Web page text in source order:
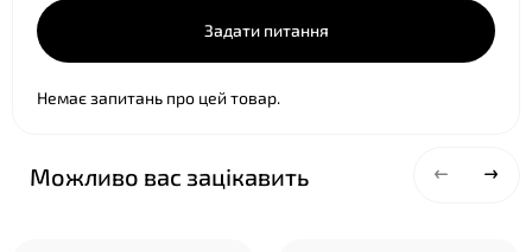
Задати питання
Немає запитань про цей товар.
Можливо вас зацікавить